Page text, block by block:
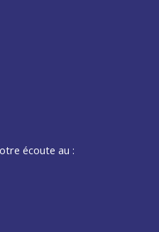
écoute au :